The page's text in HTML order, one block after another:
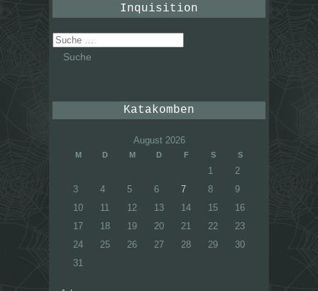
Inquisition
Suche
nach:
Katakomben
August 2026
M D M D F S S
1
2
3
4 5 6 7 8
9
10
11 12 13 14 15
16
17
18 19 20 21 22
23
24
25 26 27 28 29
30
31